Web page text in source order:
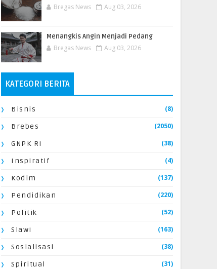
Bregas News Aug 03, 2026
Menangkis Angin Menjadi Pedang
Bregas News Aug 03, 2026
KATEGORI BERITA
Bisnis (8)
Brebes (2050)
GNPK RI (38)
Inspiratif (4)
Kodim (137)
Pendidikan (220)
Politik (52)
Slawi (163)
Sosialisasi (38)
Spiritual (31)